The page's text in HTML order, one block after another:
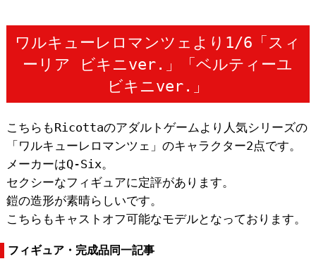
ワルキューレロマンツェより1/6「スィ
ーリア ビキニver.」「ベルティーユ
ビキニver.」
こちらもRicottaのアダルトゲームより人気シリーズの
「ワルキューレロマンツェ」のキャラクター2点です。
メーカーはQ-Six。
セクシーなフィギュアに定評があります。
鎧の造形が素晴らしいです。
こちらもキャストオフ可能なモデルとなっております。
フィギュア・完成品同一記事